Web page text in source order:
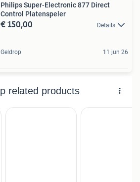
Philips Super-Electronic 877 Direct
Control Platenspeler
€ 150,00 Details
Geldrop 11 jun 26